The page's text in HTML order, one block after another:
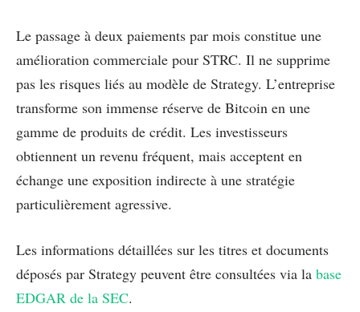
Le passage à deux paiements par mois constitue une
amélioration commerciale pour STRC. Il ne supprime
pas les risques liés au modèle de Strategy. L’entreprise
transforme son immense réserve de Bitcoin en une
gamme de produits de crédit. Les investisseurs
obtiennent un revenu fréquent, mais acceptent en
échange une exposition indirecte à une stratégie
particulièrement agressive.
Les informations détaillées sur les titres et documents
déposés par Strategy peuvent être consultées via la base
EDGAR de la SEC.